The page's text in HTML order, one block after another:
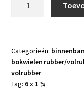
¼
,
haaks
ventiel
Categorieën:
bokwielen rubber/
volrubber
Tag: 6 x 1 ¼